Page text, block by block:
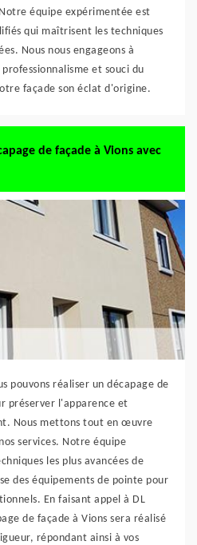
équipe expérimentée est
qui maîtrisent les techniques
Nous nous engageons à
et souci du
façade son éclat d'origine.
de façade à Vions avec
pouvons réaliser un décapage de
préserver l'apparence et
Nous mettons tout en œuvre
services. Notre équipe
les plus avancées de
des équipements de pointe pour
En faisant appel à DL
de façade à Vions sera réalisé
répondant ainsi à vos